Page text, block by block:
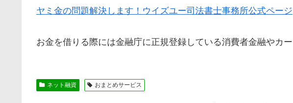
ヤミ金の問題解決します！ウイズユー司法書士事務所公式ページ
お金を借りる際には金融庁に正規登録している消費者金融やカー
ネット融資 おまとめサービス